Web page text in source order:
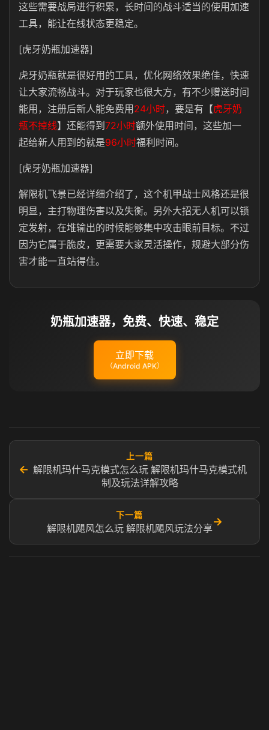
这些需要战局进行积累，长时间的战斗适当的使用加速
工具，能让在线状态更稳定。
[虎牙奶瓶加速器]
虎牙奶瓶就是很好用的工具，优化网络效果绝佳，快速
让大家流畅战斗。对于玩家也很大方，有不少赠送时间
能用，注册后新人能免费用 24小时，要是有【虎牙奶
瓶不掉线】还能得到 72小时额外使用时间，这些加一
起给新人用到的就是96小时福利时间。
[虎牙奶瓶加速器]
解限机飞景已经详细介绍了，这个机甲战士风格还是很
明显，主打物理伤害以及失衡。另外大招无人机可以锁
定发射，在堆输出的时候能够集中攻击眼前目标。不过
因为它属于脆皮，更需要大家灵活操作，规避大部分伤
害才能一直站得住。
奶瓶加速器，免费、快速、稳定
立即下载
（Android APK）
←
上一篇
解限机玛什马克模式怎么玩 解限机玛什马克模式机
制及玩法详解攻略
下一篇
解限机飓风怎么玩 解限机飓风玩法分享
→